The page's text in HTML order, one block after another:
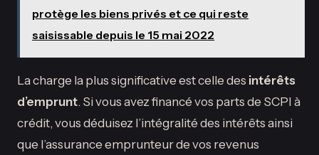
protège les biens privés et ce qui reste
saisissable depuis le 15 mai 2022
La charge la plus significative est celle des intérêts
d’emprunt. Si vous avez financé vos parts de SCPI à
crédit, vous déduisez l’intégralité des intérêts ainsi
que l’assurance emprunteur de vos revenus